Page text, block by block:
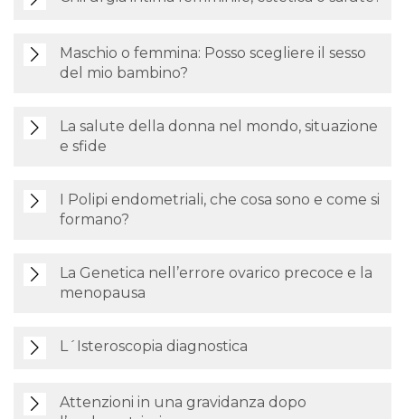
Maschio o femmina: Posso scegliere il sesso
del mio bambino?
La salute della donna nel mondo, situazione
e sfide
I Polipi endometriali, che cosa sono e come si
formano?
La Genetica nell’errore ovarico precoce e la
menopausa
L´Isteroscopia diagnostica
Attenzioni in una gravidanza dopo